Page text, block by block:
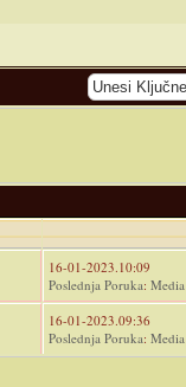
16-01-2023.10:09
Poslednja Poruka: Media
16-01-2023.09:36
Poslednja Poruka: Media